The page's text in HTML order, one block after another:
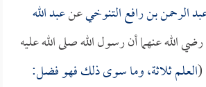
الرحمن بن رافع التنوخيعنعبد الله
رضي الله عنهما أن رسول الله صلى الله عليه
(العلم ثلاثة، وما سوى ذلك فهو فضل: